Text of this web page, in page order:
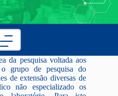
da pesquisa voltada aos
o grupo de pesquisa do
de extensão diversas de
não especializado os